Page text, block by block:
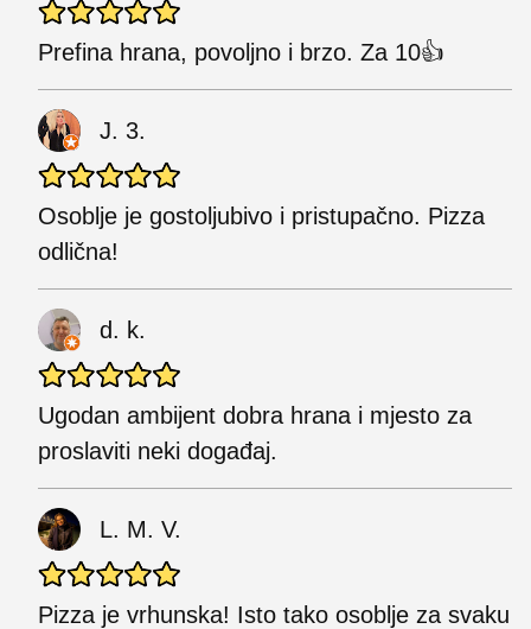
Prefina hrana, povoljno i brzo. Za 10👍
J. 3.
Osoblje je gostoljubivo i pristupačno. Pizza
odlična!
d. k.
Ugodan ambijent dobra hrana i mjesto za
proslaviti neki događaj.
L. M. V.
Pizza je vrhunska! Isto tako osoblje za svaku